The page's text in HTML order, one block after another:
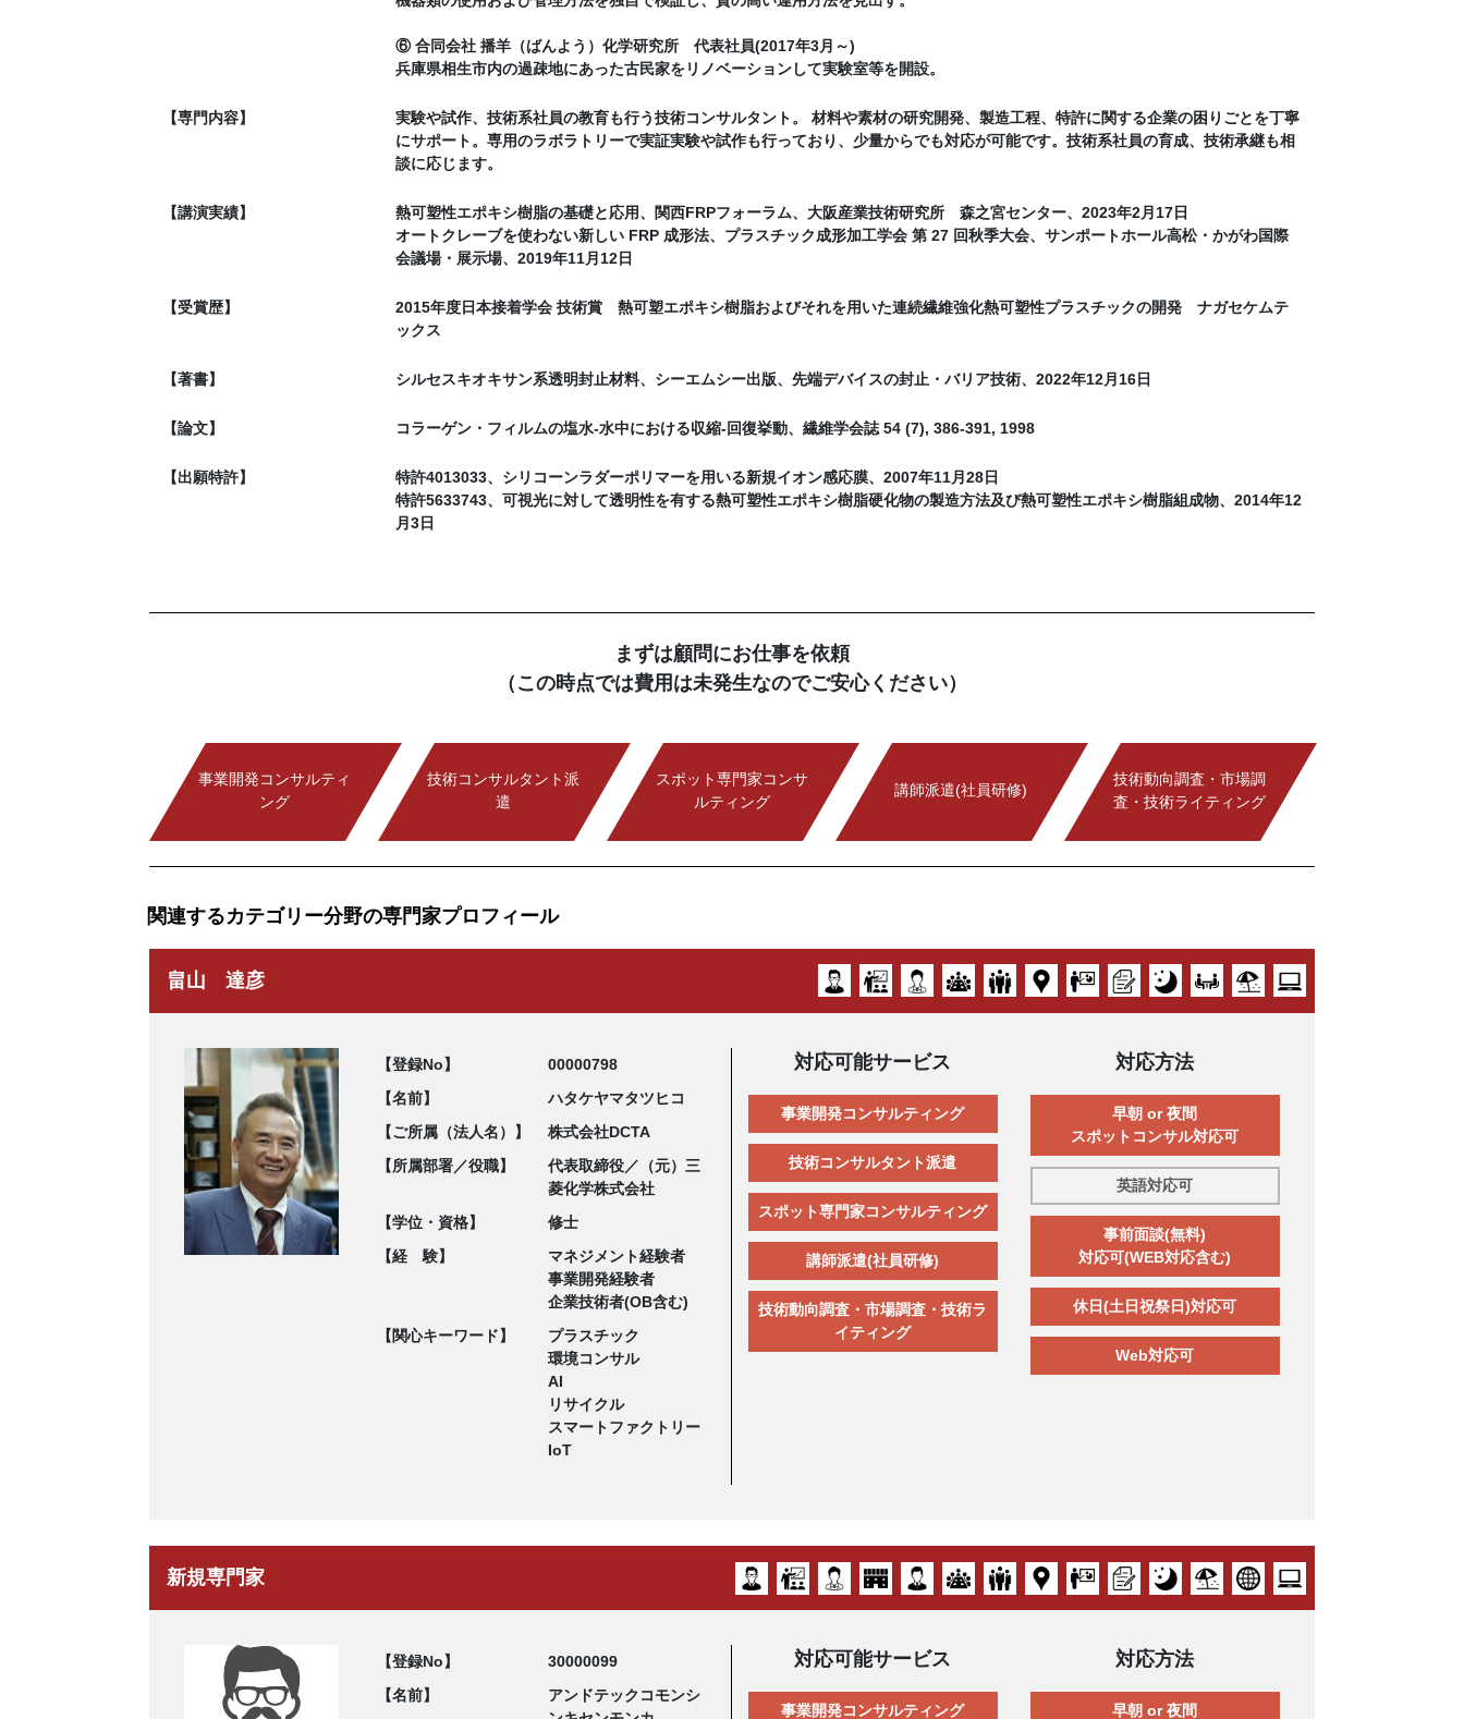
⑥ 合同会社 播羊（ばんよう）化学研究所 代表社員(2017年3月～)
兵庫県相生市内の過疎地にあった古民家をリノベーションして実験室等を開設。
【専門内容】
実験や試作、技術系社員の教育も行う技術コンサルタント。 材料や素材の研究開発、製造工程、特許に関する企業の困りごとを丁寧
にサポート。専用のラボラトリーで実証実験や試作も行っており、少量からでも対応が可能です。技術系社員の育成、技術承継も相
談に応じます。
【講演実績】
熱可塑性エポキシ樹脂の基礎と応用、関西FRPフォーラム、大阪産業技術研究所 森之宮センター、2023年2月17日
オートクレーブを使わない新しい FRP 成形法、プラスチック成形加工学会 第 27 回秋季大会、サンポートホール高松・かがわ国際
会議場・展示場、2019年11月12日
【受賞歴】
2015年度日本接着学会 技術賞 熱可塑エポキシ樹脂およびそれを用いた連続繊維強化熱可塑性プラスチックの開発 ナガセケムテ
ックス
【著書】 シルセスキオキサン系透明封止材料、シーエムシー出版、先端デバイスの封止・バリア技術、2022年12月16日
【論文】 コラーゲン・フィルムの塩水‐水中における収縮‐回復挙動、繊維学会誌 54 (7), 386-391, 1998
【出願特許】
特許4013033、シリコーンラダーポリマーを用いる新規イオン感応膜、2007年11月28日
特許5633743、可視光に対して透明性を有する熱可塑性エポキシ樹脂硬化物の製造方法及び熱可塑性エポキシ樹脂組成物、2014年12
月3日
まずは顧問にお仕事を依頼
（この時点では費用は未発生なのでご安心ください）
事業開発コンサルティ
ング
技術コンサルタント派
遣
スポット専門家コンサ
ルティング
講師派遣(社員研修)
技術動向調査・市場調
査・技術ライティング
関連するカテゴリー分野の専門家プロフィール
畠山 達彦
【登録No】
00000798
【名前】
ハタケヤマタツヒコ
【ご所属（法人名）】
株式会社DCTA
【所属部署／役職】
代表取締役／（元）三
菱化学株式会社
【学位・資格】
修士
【経 験】
マネジメント経験者
事業開発経験者
企業技術者(OB含む)
【関心キーワード】
プラスチック
環境コンサル
AI
リサイクル
スマートファクトリー
IoT
対応可能サービス
事業開発コンサルティング
技術コンサルタント派遣
スポット専門家コンサルティング
講師派遣(社員研修)
技術動向調査・市場調査・技術ラ
イティング
対応方法
早朝 or 夜間
スポットコンサル対応可
英語対応可
事前面談(無料)
対応可(WEB対応含む)
休日(土日祝祭日)対応可
Web対応可
新規専門家
【登録No】
30000099
【名前】
アンドテックコモンシ
対応可能サービス
事業開発コンサルティング
対応方法
早朝 or 夜間